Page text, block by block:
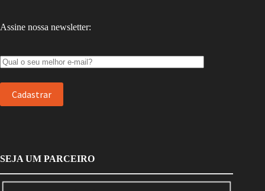
Assine nossa newsletter:
SEJA UM PARCEIRO